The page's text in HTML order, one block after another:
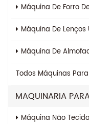
Máquina De Forro
Máquina De
Máquina De
Todos Máquinas
MAQUINARIA
Máquina Não Tecida